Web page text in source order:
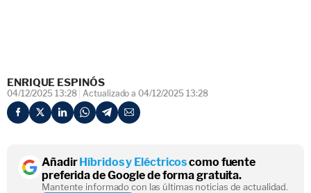
ENRIQUE ESPINÓS
04/12/2025 13:28 Actualizado a 04/12/2025 13:28
AñadirHíbridos y Eléctricoscomo fuente
preferida de Google de forma gratuita.
Mantente informado con las últimas noticias de actualidad.